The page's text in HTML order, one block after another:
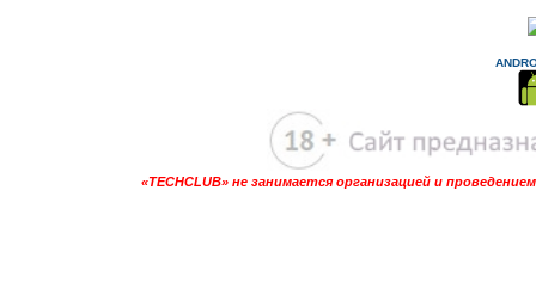
«TECHCLUB» не занимается организацией и